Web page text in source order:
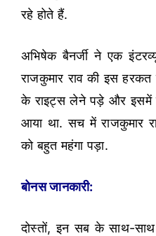
रहे होते हैं.
अभिषेक बैनर्जी ने एक
राजकुमार राव की इस
के राइट्स लेने पड़े और इसमें
आया था. सच में राजकुमार
को बहुत महंगा पड़ा.
बोनस जानकारी:
दोस्तों, इन सब के साथ-